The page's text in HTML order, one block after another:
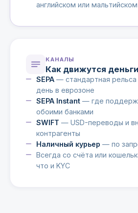
английском или
КАНАЛЫ
Как движутся деньги
SEPA— стандартная рельса
день в еврозоне
SEPA Instant— где
обоими банками
SWIFT — USD-переводы и
контрагенты
Наличный курьер — по
Всегда со счёта или
что и KYC